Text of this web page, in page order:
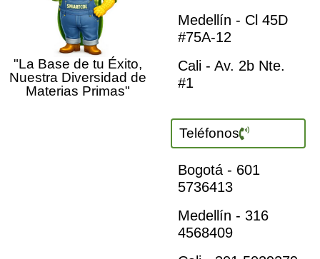
"La Base de tu Éxito,
Nuestra Diversidad de
Materias Primas"
Medellín - Cl 45D
#75A-12
Cali - Av. 2b Nte.
#1
Teléfonos
Bogotá - 601
5736413
Medellín - 316
4568409